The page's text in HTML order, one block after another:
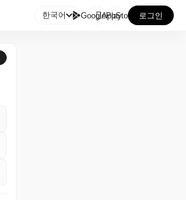
한국어 GooglePlay
AppStore 로그인